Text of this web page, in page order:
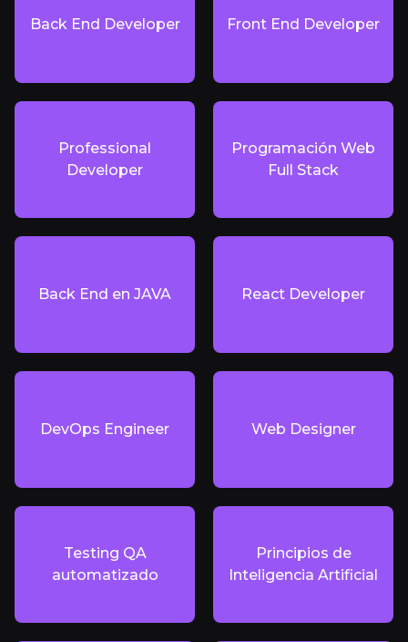
Back End Developer Front End Developer
Professional
Developer
Programación Web
Full Stack
Back End en JAVA React Developer
DevOps Engineer Web Designer
Testing QA
automatizado
Principios de
Inteligencia Artificial